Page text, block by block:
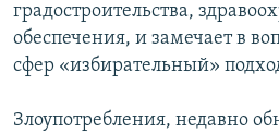
градостроительства,
обеспечения, и замечает в
сфер «избирательный»
Злоупотребления, недавно